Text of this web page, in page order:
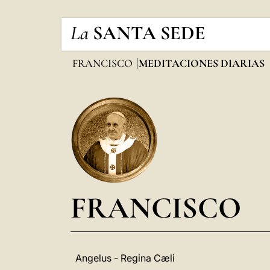
La SANTA SEDE
FRANCISCO MEDITACIONES DIARIAS
FRANCISCO
Angelus - Regina Cæli